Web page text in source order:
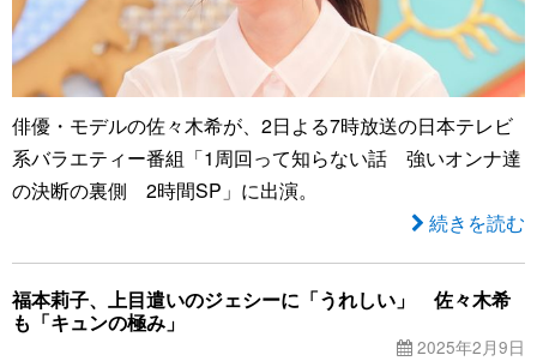
俳優・モデルの佐々木希が、2日よる7時放送の日本テレビ
系バラエティー番組「1周回って知らない話 強いオンナ達
の決断の裏側 2時間SP」に出演。
続きを読む
福本莉子、上目遣いのジェシーに「うれしい」 佐々木希
も「キュンの極み」
2025年2月9日